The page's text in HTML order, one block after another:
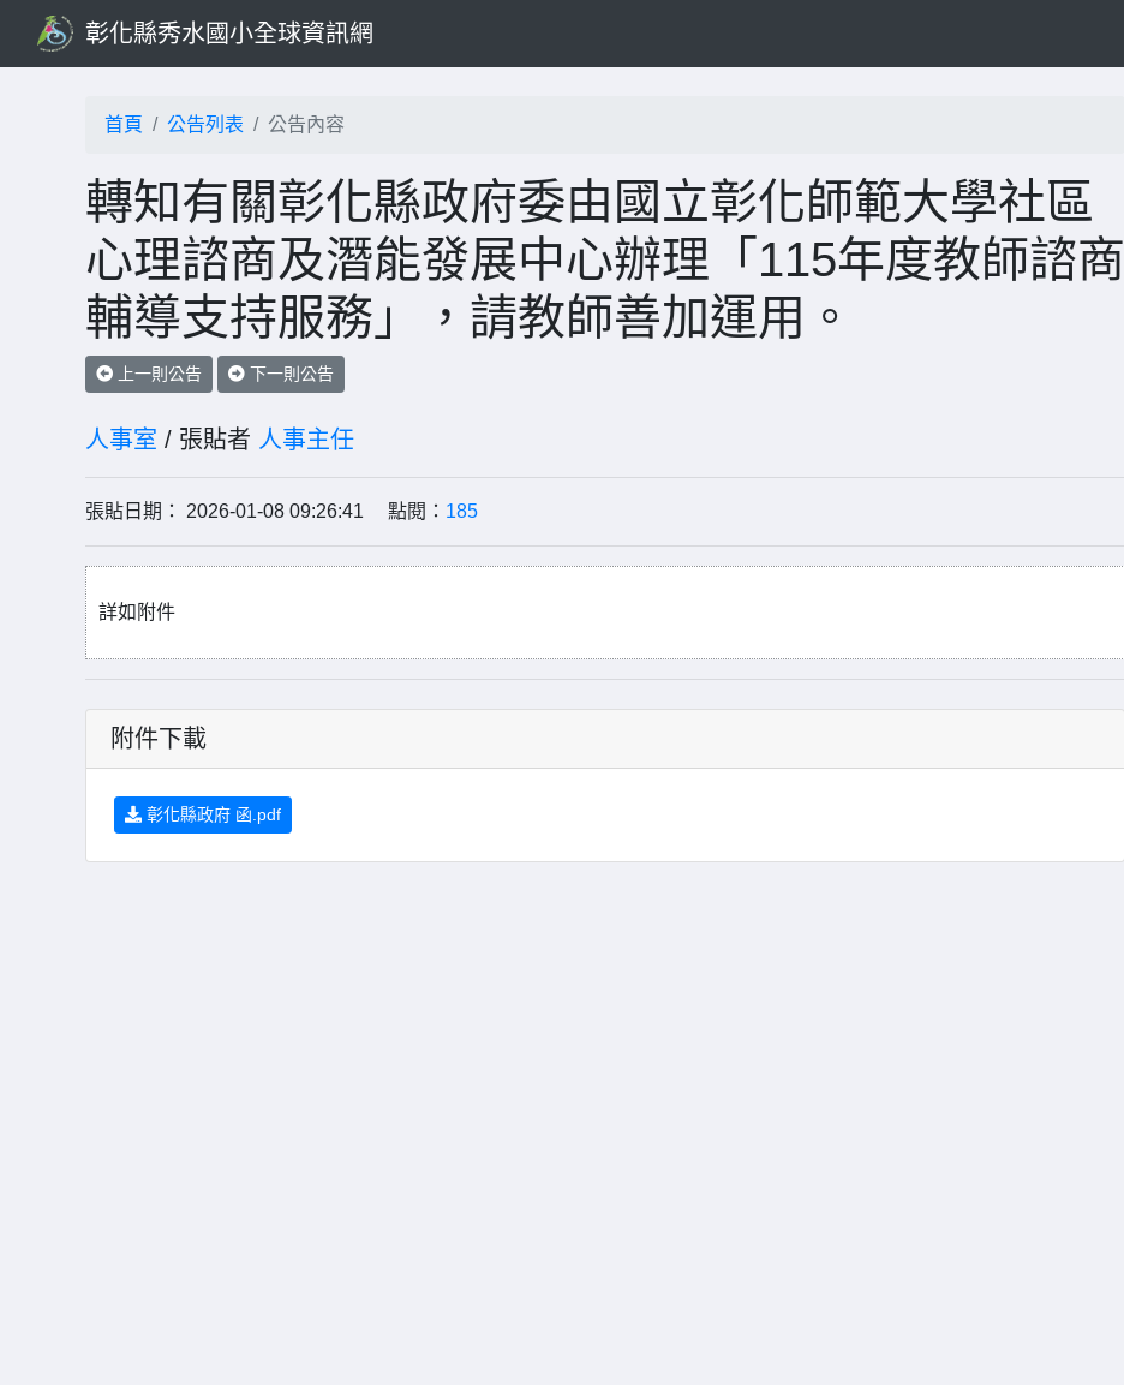
彰化縣秀水國小全球資訊網
首頁 公告列表 公告內容
轉知有關彰化縣政府委由國立彰化師範大學社區
心理諮商及潛能發展中心辦理「115年度教師諮商
輔導支持服務」，請教師善加運用。
上一則公告 下一則公告
人事室 / 張貼者 人事主任
張貼日期： 2026-01-08 09:26:41 點閱： 185
詳如附件
附件下載
彰化縣政府 函.pdf